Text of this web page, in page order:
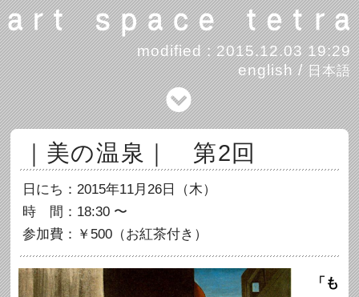
modified : 2015.12.03 19:29
english/日本語
｜美の温泉｜ 第2回
日にち：2015年11月26日（木）
時 間：18:30 〜
参加費：￥500（お紅茶付き）
「も